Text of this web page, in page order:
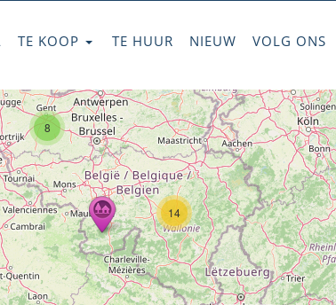
TE KOOP TE HUUR NIEUW VOLG ONS
8
14